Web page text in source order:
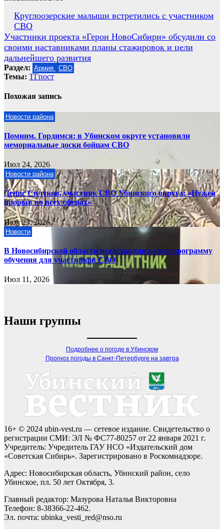
Навигация
по
записям
Круглоозерские малыши встретились с участником
СВО
Участники проекта «Герои НовоСибири» обсудили со
своими наставниками планы стажировок и цели
дальнейшего развития
Раздел: Армия СВО
Темы: ТГпост
Похожая запись
Новости района
Помним. Гордимся: в Убинском округе установили
мемориальные доски бойцам СВО
Июл 24, 2026
Новости района
Денис Силуков, участник СВО Убинского округа: «Нужен
прорыв во всех сферах»
Июл 23, 2026
Новости
В Новосибирской области представили новую программу
обучения для участников СВО
Июл 11, 2026
Наши группы
Подробнее о погоде в Убинском
Прогноз погоды в Санкт-Петербурге на завтра
16+ © 2024 ubin-vest.ru — сетевое издание. Свидетельство о
регистрации СМИ: ЭЛ № ФС77-80257 от 22 января 2021 г.
Учредитель: Учредитель ГАУ НСО «Издательский дом
«Советская Сибирь». Зарегистрировано в Роскомнадзоре.
Адрес: Новосибирская область, Убинский район, село
Убинское, пл. 50 лет Октября, 3.
Главный редактор: Мазурова Наталья Викторовна
Телефон: 8-38366-22-462.
Эл. почта: ubinka_vesti_red@nso.ru